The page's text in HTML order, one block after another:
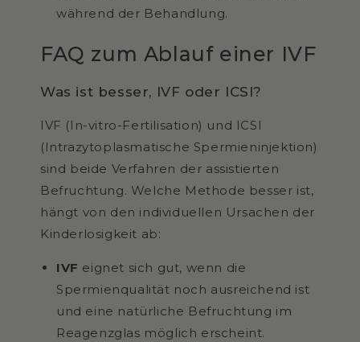
während der Behandlung.
FAQ zum Ablauf einer IVF
Was ist besser, IVF oder ICSI?
IVF (In-vitro-Fertilisation) und ICSI
(Intrazytoplasmatische Spermieninjektion)
sind beide Verfahren der assistierten
Befruchtung. Welche Methode besser ist,
hängt von den individuellen Ursachen der
Kinderlosigkeit ab:
IVF eignet sich gut, wenn die
Spermienqualität noch ausreichend ist
und eine natürliche Befruchtung im
Reagenzglas möglich erscheint.